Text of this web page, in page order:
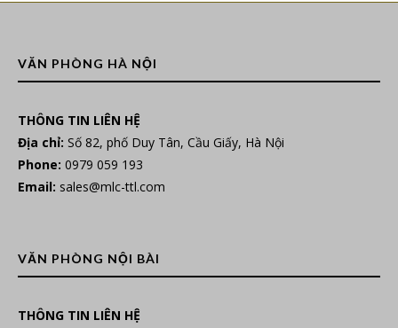
VĂN PHÒNG HÀ NỘI
THÔNG TIN LIÊN HỆ
Địa chỉ: Số 82, phố Duy Tân, Cầu Giấy, Hà Nội
Phone: 0979 059 193
Email: sales@mlc-ttl.com
VĂN PHÒNG NỘI BÀI
THÔNG TIN LIÊN HỆ